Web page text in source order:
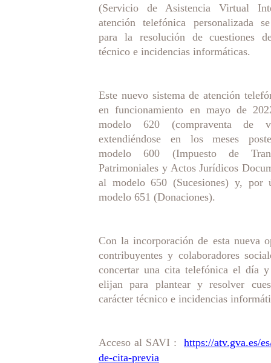
(Servicio de Asistencia Virtual
atención telefónica personalizada
para la resolución de cuestiones
técnico e incidencias informáticas.
Este nuevo sistema de atención
en funcionamiento en mayo de
modelo 620
(compraventa de
extendiéndose en los meses
modelo 600 (Impuesto de
Patrimoniales y Actos Jurídicos
al modelo 650 (Sucesiones) y, por
modelo 651 (Donaciones).
Con la incorporación de esta nueva
contribuyentes y colaboradores
concertar una cita telefónica el día
elijan para plantear y resolver
carácter técnico e incidencias
Acceso al SAVI :
https://atv.gva.es/
de-cita-previa